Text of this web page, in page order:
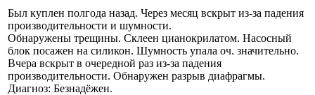
Был куплен полгода назад. Через месяц вскрыт из-за падения
производительности и шумности.
Обнаружены трещины. Склеен цианокрилатом. Насосный
блок посажен на силикон. Шумность упала оч. значительно.
Вчера вскрыт в очередной раз из-за падения
производительности. Обнаружен разрыв диафрагмы.
Диагноз: Безнадёжен.